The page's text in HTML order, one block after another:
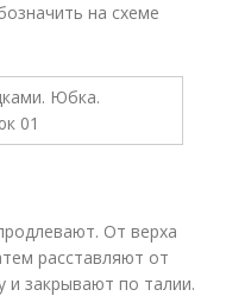
на схеме
От верха
расставляют от
и закрывают по талии.